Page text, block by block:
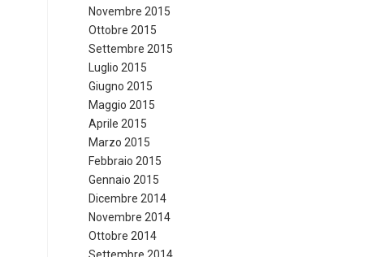
Novembre 2015
Ottobre 2015
Settembre 2015
Luglio 2015
Giugno 2015
Maggio 2015
Aprile 2015
Marzo 2015
Febbraio 2015
Gennaio 2015
Dicembre 2014
Novembre 2014
Ottobre 2014